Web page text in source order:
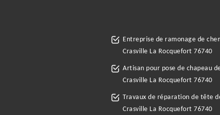
Entreprise de ramonage de
Crasville La Rocquefort 76740
Artisan pour pose de chapeau
Crasville La Rocquefort 76740
Travaux de réparation de tête
Crasville La Rocquefort 76740